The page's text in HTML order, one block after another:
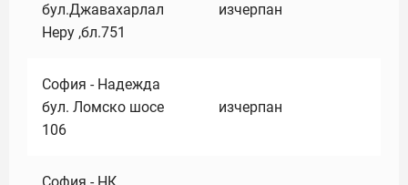
бул.Джавахарлал
Неру ,бл.751
изчерпан
София - Надежда
бул. Ломско шосе
106
изчерпан